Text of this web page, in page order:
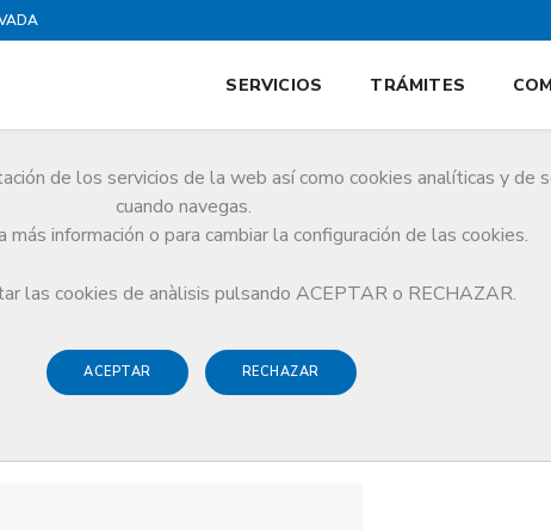
de los servicios de la web así como cookies analíticas y de
cuando navegas.
más información o para cambiar la configuración de las cookies.
las cookies de anàlisis pulsando ACEPTAR o RECHAZAR.
ACEPTAR RECHAZAR
SERVICIOS TRÁMITES